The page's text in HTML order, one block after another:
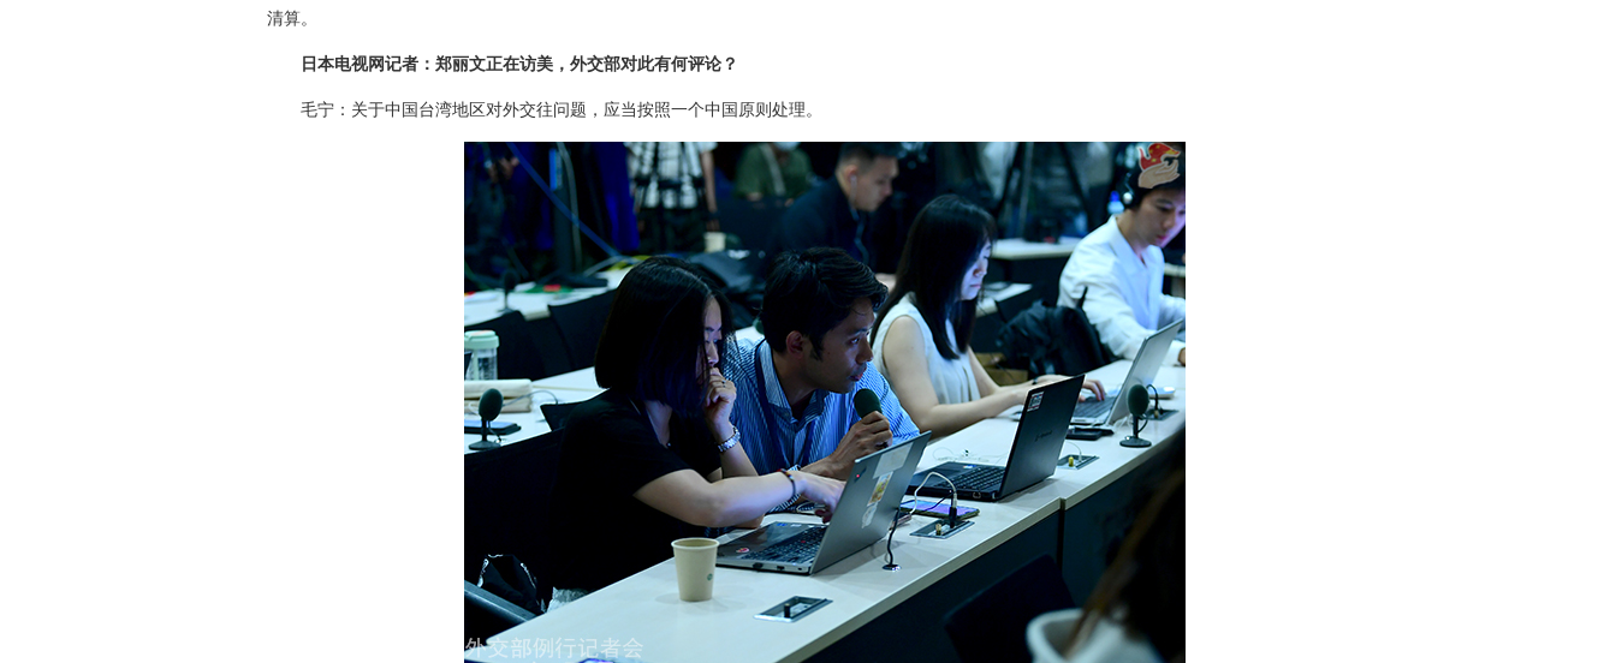
清算。
日本电视网记者：郑丽文正在访美，外交部对此有何评论？
毛宁：关于中国台湾地区对外交往问题，应当按照一个中国原则处理。